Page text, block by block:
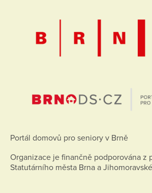
Portál domovů pro seniory v Brně
Organizace je finančně podporována z
Statutárního města Brna a